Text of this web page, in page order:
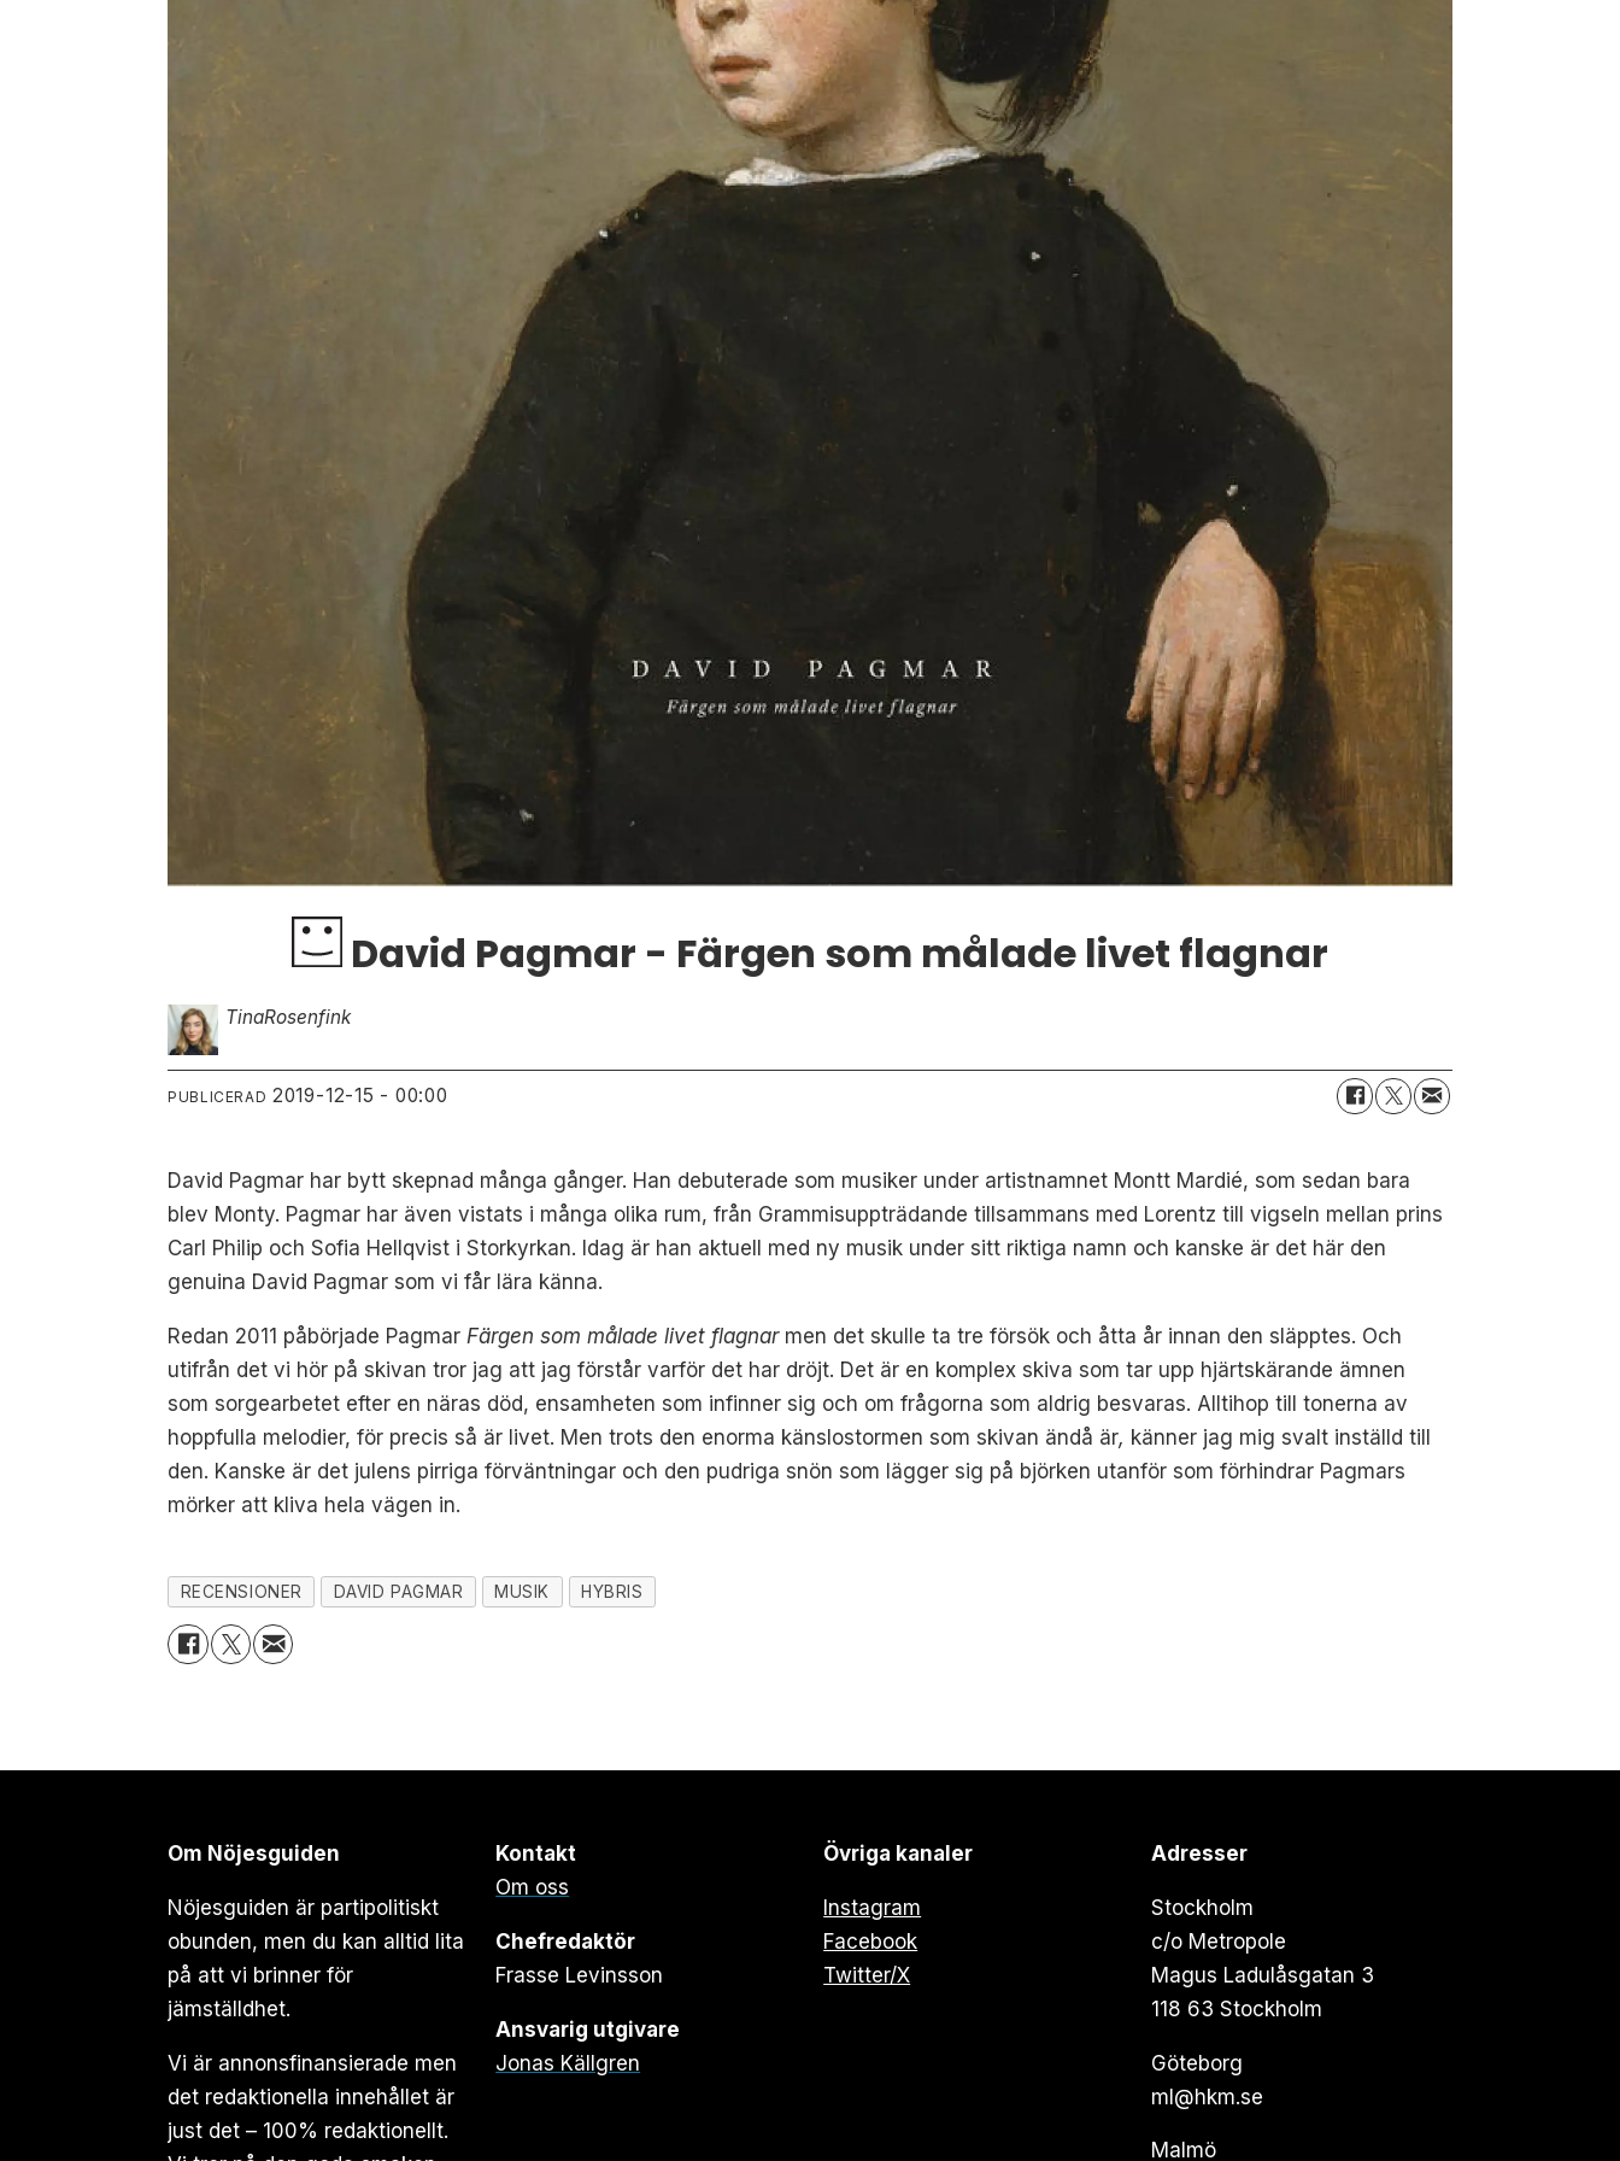
David Pagmar - Färgen som målade livet flagnar
TinaRosenfink
PUBLICERAD 2019-12-15 - 00:00
David Pagmar har bytt skepnad många gånger. Han debuterade som musiker under artistnamnet Montt Mardié, som sedan bara
blev Monty. Pagmar har även vistats i många olika rum, från Grammisuppträdande tillsammans med Lorentz tillvigseln mellan prins
Carl Philip och Sofia Hellqvist i Storkyrkan. Idag är han aktuell med ny musik under sitt riktiga namn och kanske är det här den
genuina David Pagmar som vi får lära känna.
Redan 2011 påbörjade Pagmar Färgen som målade livet flagnar men det skulle ta tre försök och åtta år innan den släpptes. Och
utifrån det vi hör på skivan tror jag att jag förstår varför det har dröjt. Det är en komplex skiva som tar upp hjärtskärande ämnen
som sorgearbetet efter en näras död, ensamheten som infinner sig och om frågorna som aldrig besvaras. Alltihop till tonerna av
hoppfulla melodier, för precis så är livet. Men trots den enorma känslostormen som skivan ändå är, känner jag mig svalt inställd till
den. Kanske är det julens pirriga förväntningar och den pudriga snön som lägger sig på björken utanför som förhindrar Pagmars
mörker att kliva hela vägen in.
RECENSIONER DAVID PAGMAR MUSIK HYBRIS
Om Nöjesguiden
Nöjesguiden är partipolitiskt
obunden, men du kan alltid lita
på att vi brinner för
jämställdhet.
Vi är annonsfinansierade men
det redaktionella innehållet är
just det – 100% redaktionellt.
Kontakt
Om oss
Chefredaktör
Frasse Levinsson
Ansvarig utgivare
Jonas Källgren
Övriga kanaler
Instagram
Facebook
Twitter/X
Adresser
Stockholm
c/o Metropole
Magus Ladulåsgatan 3
118 63 Stockholm
Göteborg
ml@hkm.se
Malmö